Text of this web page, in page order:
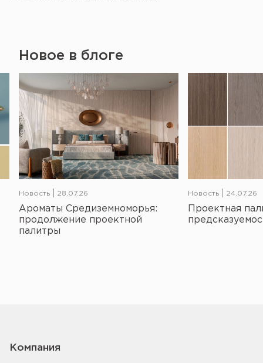
Новое в блоге
Новость 28.07.26
Ароматы Средиземноморья:
продолжение проектной
палитры
Новость 24.07.26
Проектная
Компания